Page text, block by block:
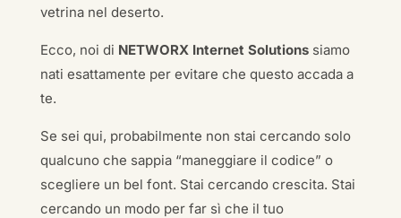
vetrina nel deserto.
Ecco, noi di NETWORX Internet Solutionssiamo
nati esattamente per evitare che questo accada a
te.
Se sei qui, probabilmente non stai cercando solo
qualcuno che sappia “maneggiare il codice” o
scegliere un bel font. Stai cercando crescita. Stai
cercando un modo per far sì che il tuo